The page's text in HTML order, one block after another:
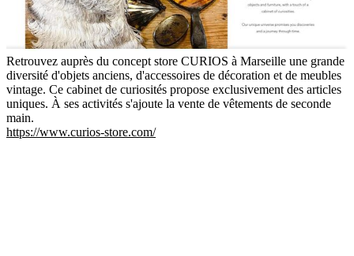
Retrouvez auprès du concept store CURIOS à Marseille une grande
diversité d'objets anciens, d'accessoires de décoration et de meubles
vintage. Ce cabinet de curiosités propose exclusivement des articles
uniques. À ses activités s'ajoute la vente de vêtements de seconde
main.
https://www.curios-store.com/